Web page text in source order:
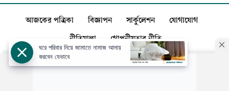
আজকের পত্রিকা বিজ্ঞাপন সার্কুলেশন যোগাযোগ
নীতিমালা গোপনীয়তার নীতি
ঘরে পরিবার নিয়ে জামাতে নামাজ আদায়
করবেন যেভাবে